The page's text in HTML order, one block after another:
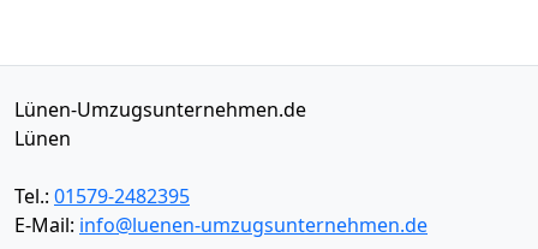
Lünen-Umzugsunternehmen.de
Lünen
Tel.: 01579-2482395
E-Mail: info@luenen-umzugsunternehmen.de